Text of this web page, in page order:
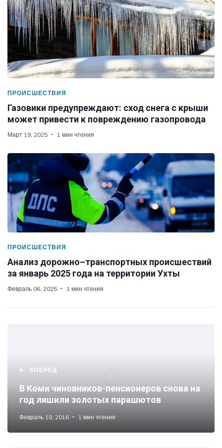
ПРОИСШЕСТВИЯ
Газовики предупреждают: сход снега с крыши
может привести к повреждению газопровода
Март 19, 2025 1 мин чтения
ПРОИСШЕСТВИЯ
Анализ дорожно–транспортных происшествий
за январь 2025 года на территории Ухты
Февраль 06, 2025 1 мин чтения
ВПЕРЕД
В Коми чиновников-пенсионеров снова на
год лишили золотых парашютов
Февраль 18, 2016 1 мин чтения